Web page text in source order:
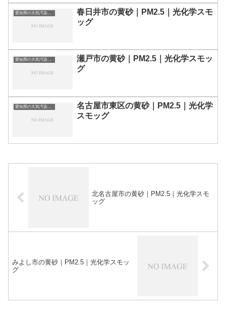
愛知県の大気汚染・PM2.5・黄砂・エアロゾルの数値
春日井市の黄砂｜PM2.5｜光化学スモ
ッグ
愛知県の大気汚染・PM2.5・黄砂・エアロゾルの数値
瀬戸市の黄砂｜PM2.5｜光化学スモッ
グ
愛知県の大気汚染・PM2.5・黄砂・エアロゾルの数値
名古屋市東区の黄砂｜PM2.5｜光化学
スモッグ
北名古屋市の黄砂｜PM2.5｜光化学スモ
ッグ
みよし市の黄砂｜PM2.5｜光化学スモッ
グ